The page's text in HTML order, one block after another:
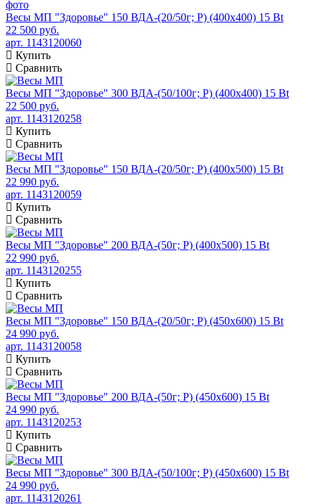
Весы МП "Здоровье" 150 ВДА-(20/50г; Р) (400х400) 15 Bt
22 500 руб.
арт. 1143120060
Купить
Сравнить
Весы МП "Здоровье" 300 ВДА-(50/100г; Р) (400х400) 15 Bt
22 500 руб.
арт. 1143120258
Купить
Сравнить
Весы МП "Здоровье" 150 ВДА-(20/50г; Р) (400х500) 15 Bt
22 990 руб.
арт. 1143120059
Купить
Сравнить
Весы МП "Здоровье" 200 ВДА-(50г; Р) (400х500) 15 Bt
22 990 руб.
арт. 1143120255
Купить
Сравнить
Весы МП "Здоровье" 150 ВДА-(20/50г; Р) (450х600) 15 Bt
24 990 руб.
арт. 1143120058
Купить
Сравнить
Весы МП "Здоровье" 200 ВДА-(50г; Р) (450х600) 15 Bt
24 990 руб.
арт. 1143120253
Купить
Сравнить
Весы МП "Здоровье" 300 ВДА-(50/100г; Р) (450х600) 15 Bt
24 990 руб.
арт. 1143120261